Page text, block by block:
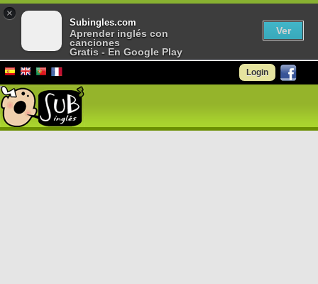
Login
×
Subingles.com
Aprender inglés con
canciones
Gratis - En Google Play
Ver